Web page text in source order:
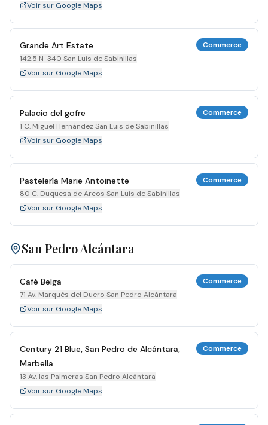
Voir sur Google Maps
Grande Art Estate
142.5 N-340 San Luis de Sabinillas
Commerce
Voir sur Google Maps
Palacio del gofre
1 C. Miguel Hernández San Luis de Sabinillas
Commerce
Voir sur Google Maps
Pastelería Marie Antoinette
80 C. Duquesa de Arcos San Luis de Sabinillas
Commerce
Voir sur Google Maps
San Pedro Alcántara
Café Belga
71 Av. Marqués del Duero San Pedro Alcántara
Commerce
Voir sur Google Maps
Century 21 Blue, San Pedro de Alcántara,
Marbella
13 Av. las Palmeras San Pedro Alcántara
Commerce
Voir sur Google Maps